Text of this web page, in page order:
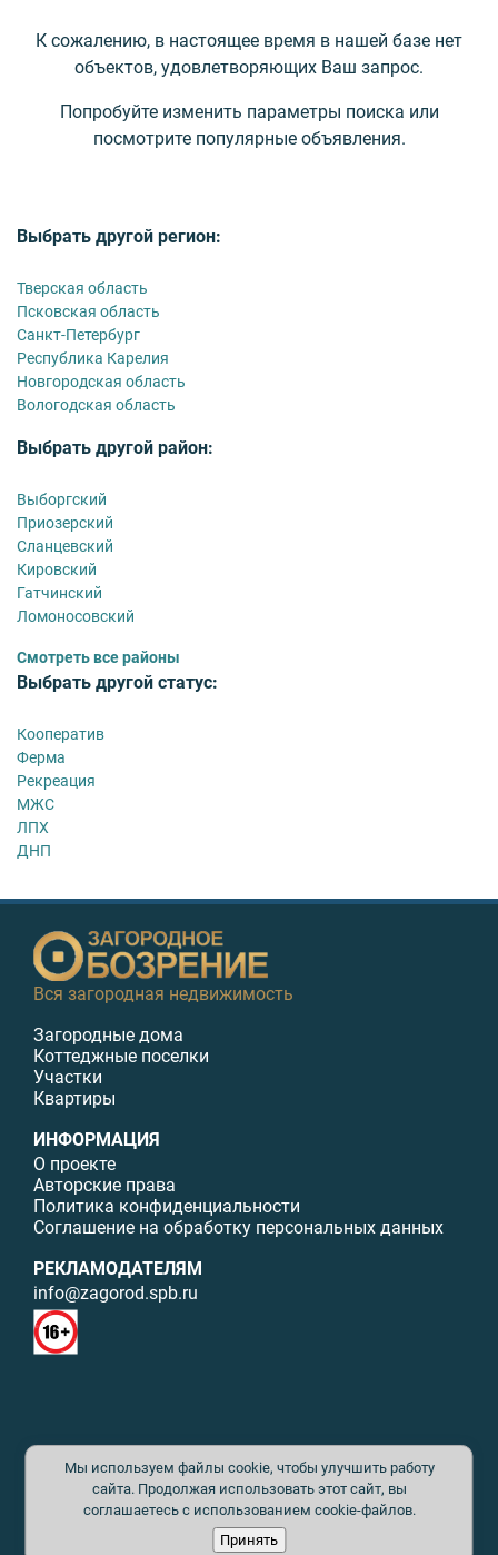
К сожалению, в настоящее время в нашей базе нет
объектов, удовлетворяющих Ваш запрос.
Попробуйте изменить параметры поиска или
посмотрите популярные объявления.
Выбрать другой регион:
Тверская область
Псковская область
Санкт-Петербург
Республика Карелия
Новгородская область
Вологодская область
Выбрать другой район:
Выборгский
Приозерский
Сланцевский
Кировский
Гатчинский
Ломоносовский
Смотреть все районы
Выбрать другой статус:
Кооператив
Ферма
Рекреация
МЖС
ЛПХ
ДНП
Вся загородная недвижимость
Загородные дома
Коттеджные поселки
Участки
Квартиры
ИНФОРМАЦИЯ
О проекте
Авторские права
Политика конфиденциальности
Соглашение на обработку персональных данных
РЕКЛАМОДАТЕЛЯМ
info@zagorod.spb.ru
© ИП Малыщева Б.Л. Все права защищены. Перепечатка материалов
данного сайта возможна только с письменного разрешения. При
цитировании ссылка на www.zagorod.spb.ru обязательна. Редакция не
несет ответственности за содержание рекламных материалов. Все
рекламируемые товары и услуги имеют необходимые сертификаты и
лицензии. Перепечатка любых материалов без письменного согласия
Мы используем файлы cookie, чтобы улучшить работу
сайта. Продолжая использовать этот сайт, вы
соглашаетесь с использованием cookie-файлов.
Принять